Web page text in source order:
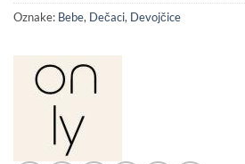
Oznake: Bebe, Dečaci, Devojčice